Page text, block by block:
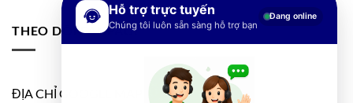
THEO DÕI FANPAGE
ĐỊA CHỈ GOOGLE MAP
Hỗ trợ trực tuyến
Chúng tôi luôn sẵn sàng hỗ trợ bạn
Đang online